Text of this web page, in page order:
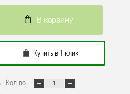
В корзину
Купить в 1 клик
Кол-во: